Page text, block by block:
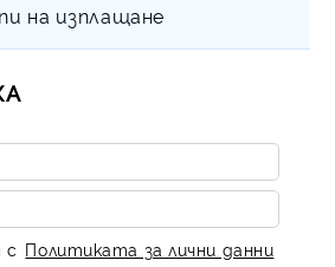
на изплащане
с Политиката за лични данни